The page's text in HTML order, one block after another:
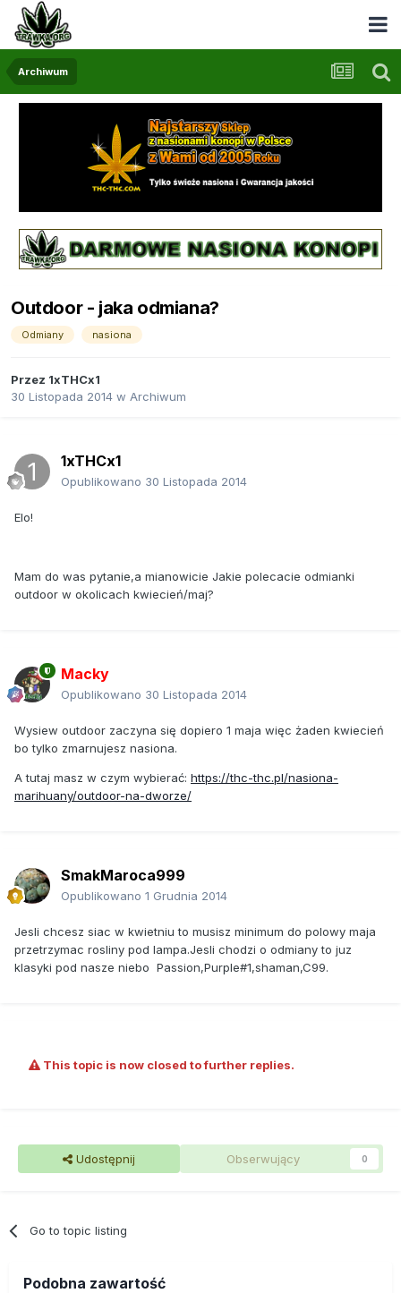
Archiwum
Outdoor - jaka odmiana?
Odmiany nasiona
Przez 1xTHCx1
30 Listopada 2014 w Archiwum
1xTHCx1
Opublikowano 30 Listopada 2014
Elo!
Mam do was pytanie,a mianowicie Jakie polecacie odmianki
outdoor w okolicach kwiecień/maj?
Macky
Opublikowano 30 Listopada 2014
Wysiew outdoor zaczyna się dopiero 1 maja więc żaden kwiecień
bo tylko zmarnujesz nasiona.
A tutaj masz w czym wybierać: https://thc-thc.pl/nasiona-
marihuany/outdoor-na-dworze/
SmakMaroca999
Opublikowano 1 Grudnia 2014
Jesli chcesz siac w kwietniu to musisz minimum do polowy maja
przetrzymac rosliny pod lampa.Jesli chodzi o odmiany to juz
klasyki pod nasze niebo Passion,Purple#1,shaman,C99.
This topic is now closed to further replies.
Udostępnij Obserwujący 0
Go to topic listing
Podobna zawartość